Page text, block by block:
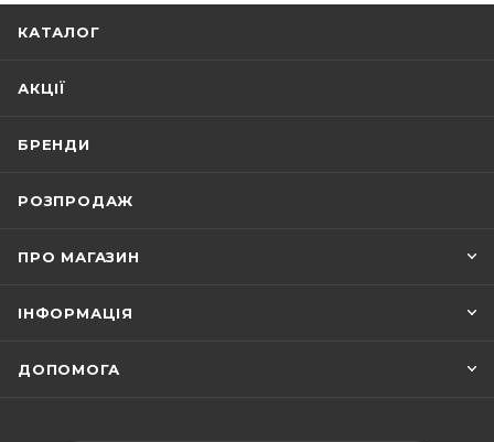
КАТАЛОГ
АКЦІЇ
БРЕНДИ
РОЗПРОДАЖ
ПРО МАГАЗИН
ІНФОРМАЦІЯ
ДОПОМОГА